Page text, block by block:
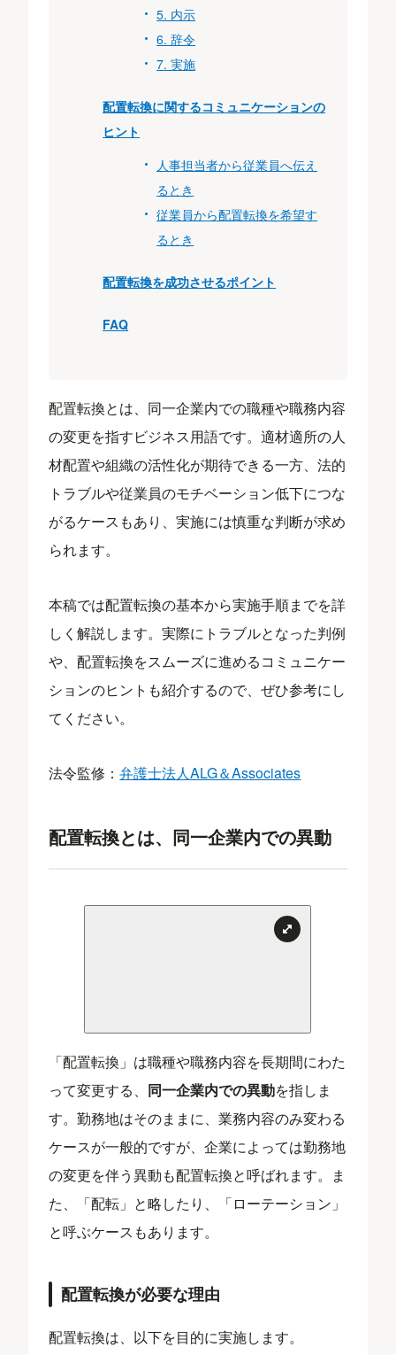
5. 内示
6. 辞令
7. 実施
配置転換に関するコミュニケーションの
ヒント
人事担当者から従業員へ伝え
るとき
従業員から配置転換を希望す
るとき
配置転換を成功させるポイント
FAQ
配置転換とは、同一企業内での職種や職務内容
の変更を指すビジネス用語です。適材適所の人
材配置や組織の活性化が期待できる一方、法的
トラブルや従業員のモチベーション低下につな
がるケースもあり、実施には慎重な判断が求め
られます。
本稿では配置転換の基本から実施手順までを詳
しく解説します。実際にトラブルとなった判例
や、配置転換をスムーズに進めるコミュニケー
ションのヒントも紹介するので、ぜひ参考にし
てください。
法令監修：弁護士法人ALG＆Associates
配置転換とは、同一企業内での異動
「配置転換」は職種や職務内容を長期間にわた
って変更する、 同一企業内での異動を指しま
す。勤務地はそのままに、業務内容のみ変わる
ケースが一般的ですが、企業によっては勤務地
の変更を伴う異動も配置転換と呼ばれます。ま
た、「配転」と略したり、「ローテーション」
と呼ぶケースもあります。
配置転換が必要な理由
配置転換は、以下を目的に実施します。